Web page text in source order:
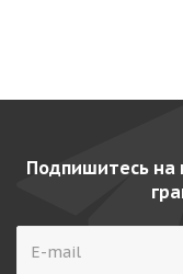
Подпишитесь на